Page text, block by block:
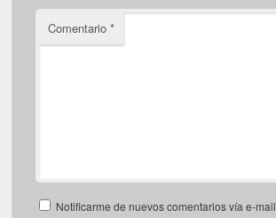
Comentario*
Notificarme de nuevos comentarios vía e-mail